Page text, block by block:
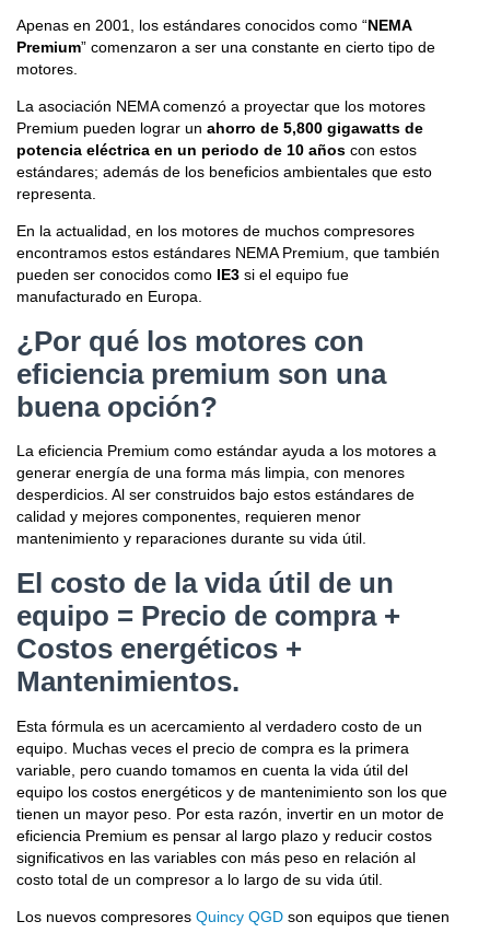
Apenas en 2001, los estándares conocidos como “NEMA
Premium” comenzaron a ser una constante en cierto tipo de
motores.
La asociación NEMA comenzó a proyectar que los motores
Premium pueden lograr un ahorro de 5,800 gigawatts de
potencia eléctrica en un periodo de 10 años con estos
estándares; además de los beneficios ambientales que esto
representa.
En la actualidad, en los motores de muchos compresores
encontramos estos estándares NEMA Premium, que también
pueden ser conocidos como IE3 si el equipo fue
manufacturado en Europa.
¿Por qué los motores con
eficiencia premium son una
buena opción?
La eficiencia Premium como estándar ayuda a los motores a
generar energía de una forma más limpia, con menores
desperdicios. Al ser construidos bajo estos estándares de
calidad y mejores componentes, requieren menor
mantenimiento y reparaciones durante su vida útil.
El costo de la vida útil de un
equipo = Precio de compra +
Costos energéticos +
Mantenimientos.
Esta fórmula es un acercamiento al verdadero costo de un
equipo. Muchas veces el precio de compra es la primera
variable, pero cuando tomamos en cuenta la vida útil del
equipo los costos energéticos y de mantenimiento son los que
tienen un mayor peso. Por esta razón, invertir en un motor de
eficiencia Premium es pensar al largo plazo y reducir costos
significativos en las variables con más peso en relación al
costo total de un compresor a lo largo de su vida útil.
Los nuevos compresores Quincy QGD son equipos que tienen